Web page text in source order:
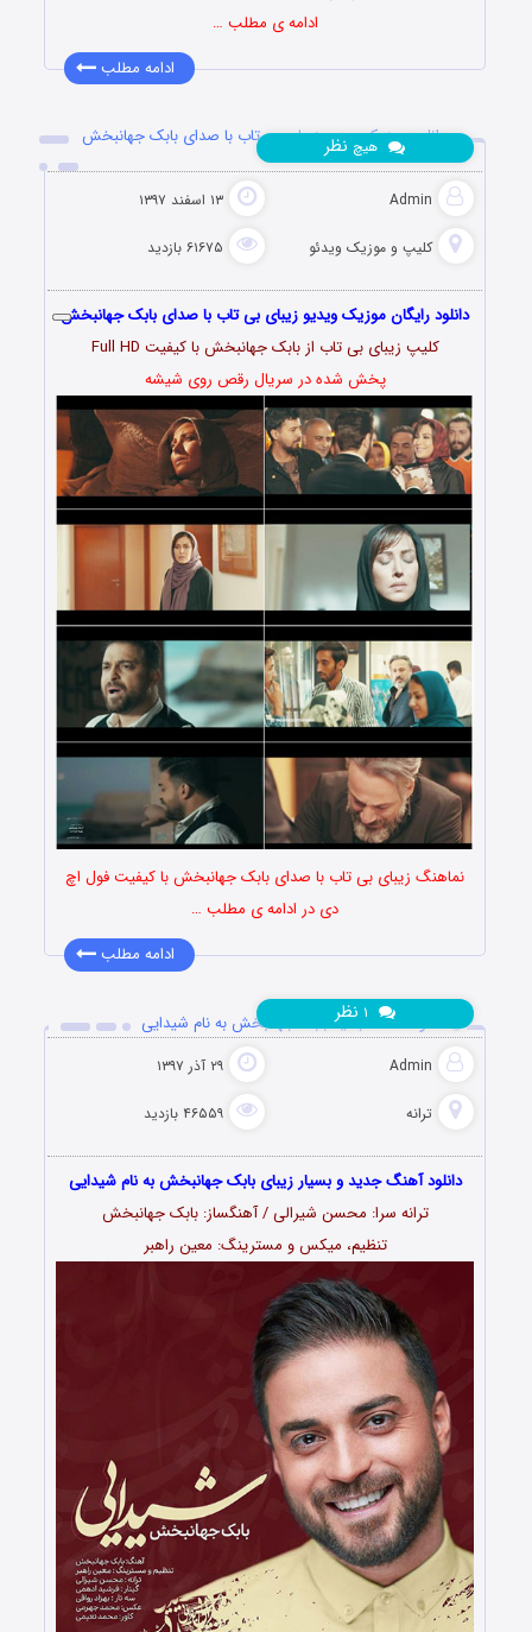
ادامه ی مطلب …
ادامه مطلب
دانلود موزیک ویدیو زیبای بی تاب با صدای بابک جهانبخش
Admin ۱۳ اسفند ۱۳۹۷
کلیپ و موزیک ویدئو ۶۱۶۷۵ بازدید
هیچ نظر
دانلود رایگان موزیک ویدیو زیبای بی تاب با صدای بابک جهانبخش
کلیپ زیبای بی تاب از بابک جهانبخش با کیفیت Full HD
پخش شده در سریال رقص روی شیشه
نماهنگ زیبای بی تاب با صدای بابک جهانبخش با کیفیت فول اچ
دی در ادامه ی مطلب …
ادامه مطلب
دانلود آهنگ جدید بابک جهانبخش به نام شیدایی
Admin ۲۹ آذر ۱۳۹۷
ترانه ۴۶۵۵۹ بازدید
نظر
دانلود آهنگ جدید و بسیار زیبای بابک جهانبخش به نام شیدایی
ترانه سرا: محسن شیرالی / آهنگساز: بابک جهانبخش
تنظیم، میکس و مسترینگ: معین راهبر